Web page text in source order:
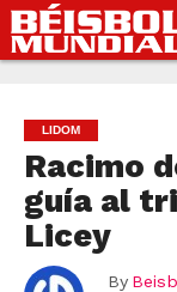
LIDOM
Racimo
guía al
Licey
By